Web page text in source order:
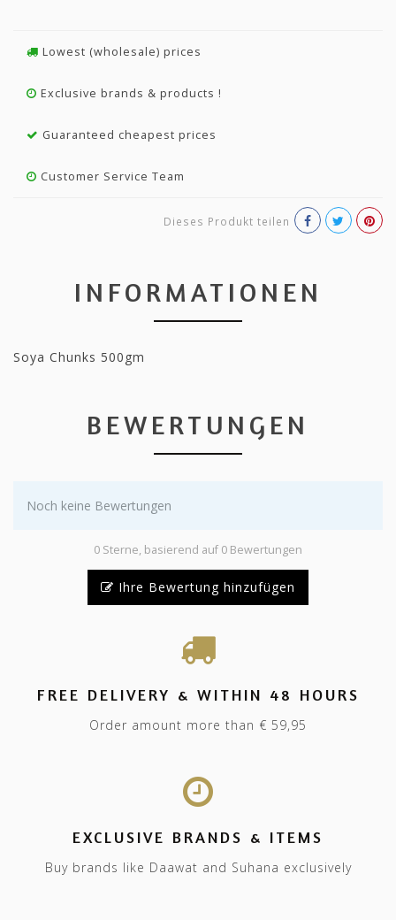
Lowest (wholesale) prices
Exclusive brands & products !
Guaranteed cheapest prices
Customer Service Team
Dieses Produkt teilen
INFORMATIONEN
Soya Chunks 500gm
BEWERTUNGEN
Noch keine Bewertungen
0 Sterne, basierend auf 0 Bewertungen
Ihre Bewertung hinzufügen
FREE DELIVERY & WITHIN 48 HOURS
Order amount more than € 59,95
EXCLUSIVE BRANDS & ITEMS
Buy brands like Daawat and Suhana exclusively